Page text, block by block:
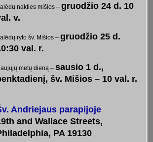
nakties mišios – gruodžio 24 d. 10
v.
ryto šv. Mišios – gruodžio 25 d.
val. r.
metų dieną – sausio 1 d.,
šv. Mišios – 10 val. r.
Andriejaus parapijoje
and Wallace Streets,
PA 19130